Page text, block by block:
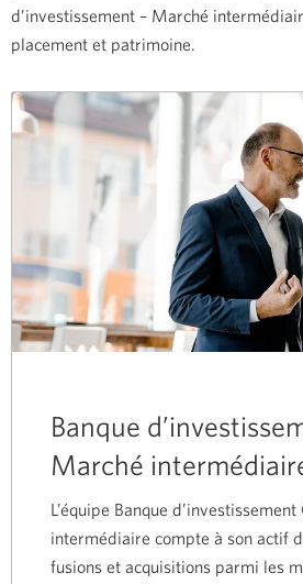
d’investissement – Marché
placement et patrimoine.
Banque
Marché
L’équipe Banque
intermédiaire compte à son actif
fusions et acquisitions parmi les